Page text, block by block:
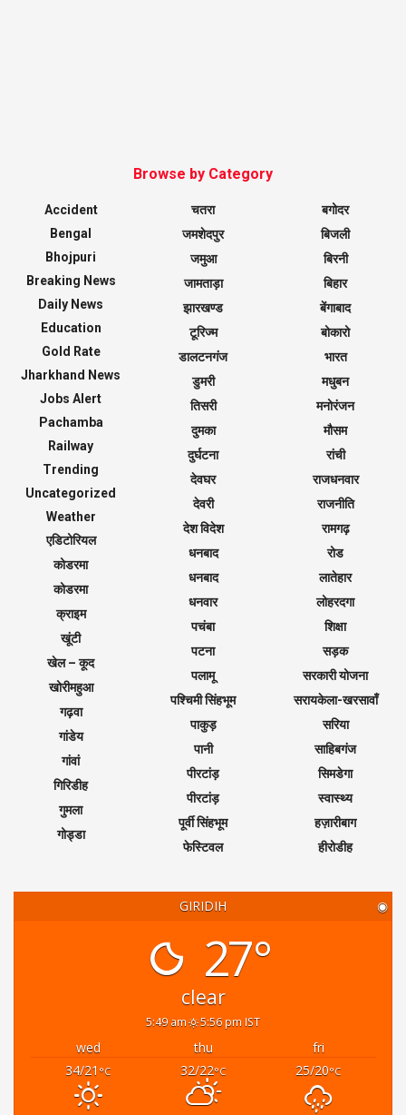
Browse by Category
Accident
Bengal
Bhojpuri
Breaking News
Daily News
Education
Gold Rate
Jharkhand News
Jobs Alert
Pachamba
Railway
Trending
Uncategorized
Weather
एडिटोरियल
कोडरमा
कोडरमा
क्राइम
खूंटी
खेल – कूद
खोरीमहुआ
गढ़वा
गांडेय
गांवां
गिरिडीह
गुमला
गोड्डा
चतरा
जमशेदपुर
जमुआ
जामताड़ा
झारखण्ड
टूरिज्म
डालटनगंज
डुमरी
तिसरी
दुमका
दुर्घटना
देवघर
देवरी
देश विदेश
धनबाद
धनबाद
धनवार
पचंबा
पटना
पलामू
पश्चिमी सिंहभूम
पाकुड़
पानी
पीरटांड़
पीरटांड़
पूर्वी सिंहभूम
फेस्टिवल
बगोदर
बिजली
बिरनी
बिहार
बेंगाबाद
बोकारो
भारत
मधुबन
मनोरंजन
मौसम
रांची
राजधनवार
राजनीति
रामगढ़
रोड
लातेहार
लोहरदगा
शिक्षा
सड़क
सरकारी योजना
सरायकेला-खरसावाँ
सरिया
साहिबगंज
सिमडेगा
स्वास्थ्य
हज़ारीबाग
हीरोडीह
GIRIDIH ◉
27°
clear
5:49 am 5:56 pm IST
wed thu
fri
34/21 °C 32/22°C 25/20°C